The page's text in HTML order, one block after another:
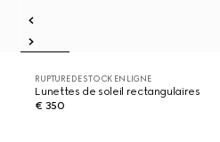
RUPTURE DE STOCK EN LIGNE
Lunettes de soleil rectangulaires
€ 350